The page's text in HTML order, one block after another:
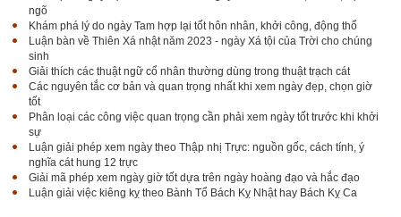
ngõ
Khám phá lý do ngày Tam hợp lại tốt hôn nhân, khởi công, động thổ
Luận bàn về Thiên Xá nhật năm 2023 - ngày Xá tội của Trời cho chúng
sinh
Giải thích các thuật ngữ cổ nhân thường dùng trong thuật trạch cát
Các nguyên tắc cơ bản và quan trọng nhất khi xem ngày đẹp, chọn giờ
tốt
Phân loại các công việc quan trọng cần phải xem ngày tốt trước khi khởi
sự
Luận giải phép xem ngày theo Thập nhị Trực: nguồn gốc, cách tính, ý
nghĩa cát hung 12 trực
Giải mã phép xem ngày giờ tốt dựa trên ngày hoàng đạo và hắc đạo
Luận giải việc kiêng kỵ theo Bành Tổ Bách Kỵ Nhật hay Bách Kỵ Ca